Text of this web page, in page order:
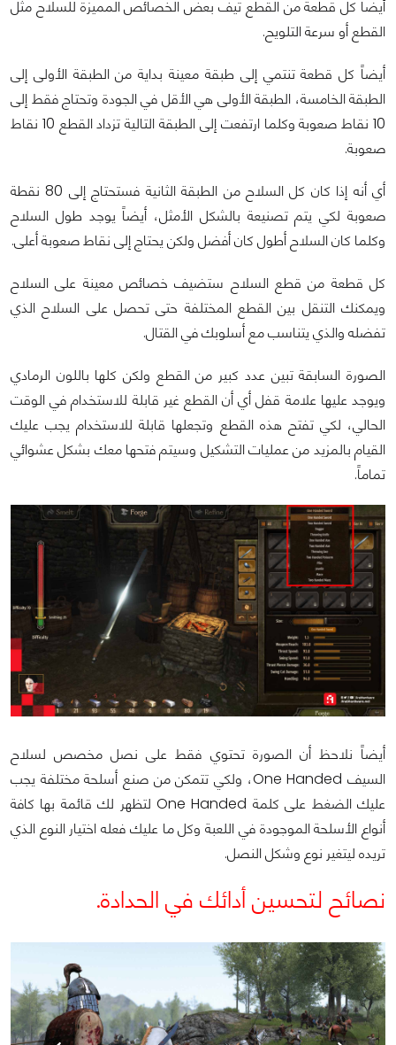
أيضاً كل قطعة من القطع تيف بعض الخصائص المميزة للسلاح مثل
القطع أو سرعة التلويح.
أيضاً كل قطعة تنتمي إلى طبقة معينة بداية من الطبقة الأولى إلى
الطبقة الخامسة، الطبقة الأولى هي الأقل في الجودة وتحتاج فقط إلى
10 نقاط صعوبة وكلما ارتفعت إلى الطبقة التالية تزداد القطع 10 نقاط
صعوبة.
أي أنه إذا كان كل السلاح من الطبقة الثانية فستحتاج إلى 80 نقطة
صعوبة لكي يتم تصنيعة بالشكل الأمثل، أيضاً يوجد طول السلاح
وكلما كان السلاح أطول كان أفضل ولكن يحتاج إلى نقاط صعوبة أعلى.
كل قطعة من قطع السلاح ستضيف خصائص معينة على السلاح
ويمكنك التنقل بين القطع المختلفة حتى تحصل على السلاح الذي
تفضله والذي يتناسب مع أسلوبك في القتال.
الصورة السابقة تبين عدد كبير من القطع ولكن كلها باللون الرمادي
ويوجد عليها علامة قفل أي أن القطع غير قابلة للاستخدام في الوقت
الحالي، لكي تفتح هذه القطع وتجعلها قابلة للاستخدام يجب عليك
القيام بالمزيد من عمليات التشكيل وسيتم فتحها معك بشكل عشوائي
تماماً.
أيضاً نلاحظ أن الصورة تحتوي فقط على نصل مخصص لسلاح
السيف One Handed، ولكي تتمكن من صنع أسلحة مختلفة يجب
عليك الضغط على كلمة One Handed لتظهر لك قائمة بها كافة
أنواع الأسلحة الموجودة في اللعبة وكل ما عليك فعله اختيار النوع الذي
تريده ليتغير نوع وشكل النصل.
نصائح لتحسين أدائك في الحدادة.